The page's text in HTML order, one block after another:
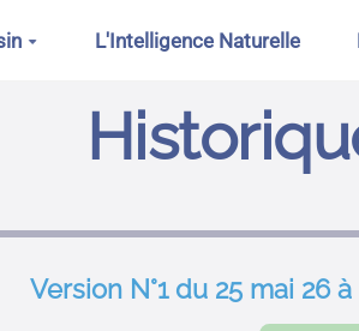
L'Intelligence Naturelle
Version N°1 du 25 mai 26